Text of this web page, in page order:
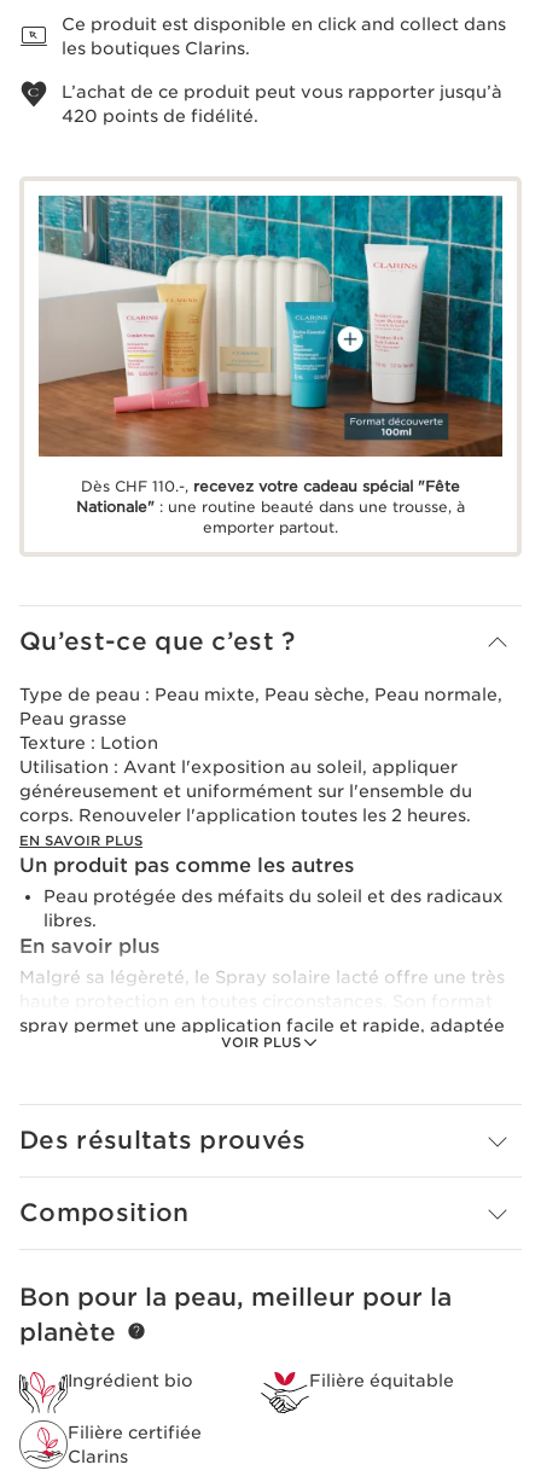
Ce produit est disponible en click and collect dans
les boutiques Clarins.
L’achat de ce produit peut vous rapporter jusqu’à
420 points de fidélité.
Dès CHF 110.-, recevez votre cadeau spécial "Fête
Nationale": une routine beauté dans une trousse, à
emporter partout.
Qu’est-ce que c’est ?
VOIR PLUS
Type de peau : Peau mixte, Peau sèche, Peau normale,
Peau grasse
Texture : Lotion
Utilisation : Avant l'exposition au soleil, appliquer
généreusement et uniformément sur l'ensemble du
corps. Renouveler l'application toutes les 2 heures.
EN SAVOIR PLUS
Un produit pas comme les autres
Peau protégée des méfaits du soleil et des radicaux
libres.
En savoir plus
Malgré sa légèreté, le Spray solaire lacté offre une très
haute protection en toutes circonstances. Son format
spray permet une application facile et rapide, adaptée
aux activités d'extérieur.
invisible. Le plaisir d'être bien protégé en toute
Précaution d'emploi
surexposition est une menace sérieuse pour la santé.
Eviter les heures chaudes. Ne pas exposer bébés et
jeunes enfants directement au soleil.
La recherche Clarins a allié le meilleur de la science au
pouvoir des plantes afin de développer le [Solar Protect
Complex]. Hautement performant, il possède un
nouveau système de filtres solaires et offre une double
Des résultats prouvés
Composition
ALLER AU CONTENU
Bon pour la peau, meilleur pour la
planète
Ingrédient bio Filière équitable
Filière certifiée
Clarins